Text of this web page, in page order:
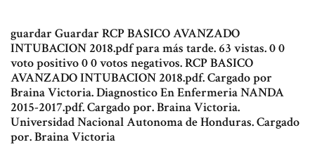
guardar Guardar RCP BASICO AVANZADO
INTUBACION 2018.pdf para más tarde. 63 vistas. 0 0
voto positivo 0 0 votos negativos. RCP BASICO
AVANZADO INTUBACION 2018.pdf. Cargado por
Braina Victoria. Diagnostico En Enfermeria NANDA
2015-2017.pdf. Cargado por. Braina Victoria.
Universidad Nacional Autonoma de Honduras. Cargado
por. Braina Victoria